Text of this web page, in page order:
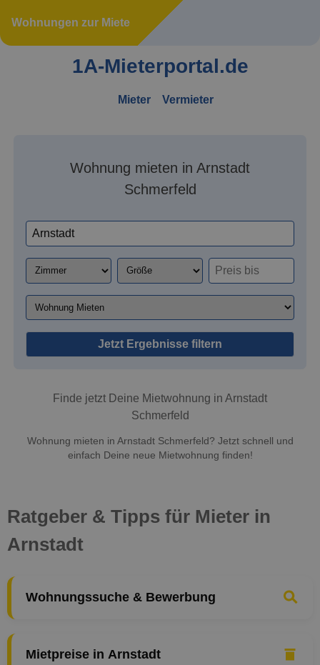
Wohnungen zur Miete
1A-Mieterportal.de
Mieter Vermieter
Wohnung mieten in Arnstadt
Schmerfeld
Jetzt Ergebnisse filtern
Finde jetzt Deine Mietwohnung in Arnstadt
Schmerfeld
Wohnung mieten in Arnstadt Schmerfeld? Jetzt schnell und
einfach Deine neue Mietwohnung finden!
Ratgeber & Tipps für Mieter in
Arnstadt
Wohnungssuche & Bewerbung
Mietpreise in Arnstadt